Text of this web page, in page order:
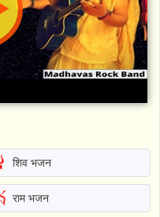
शिव भजन
राम भजन